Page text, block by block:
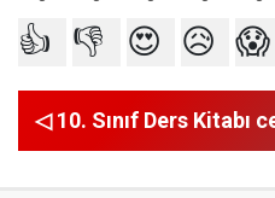
👍 👎 😍 😥 😱
◁ 10. Sınıf Ders Kitabı